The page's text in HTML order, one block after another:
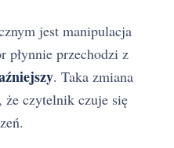
jest manipulacja
płynnie przechodzi z
. Taka zmiana
że czytelnik czuje się